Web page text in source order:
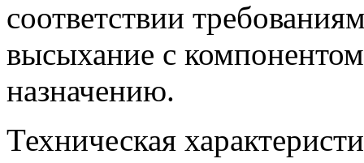
соответствии
высыхание с
назначению.
Техническая